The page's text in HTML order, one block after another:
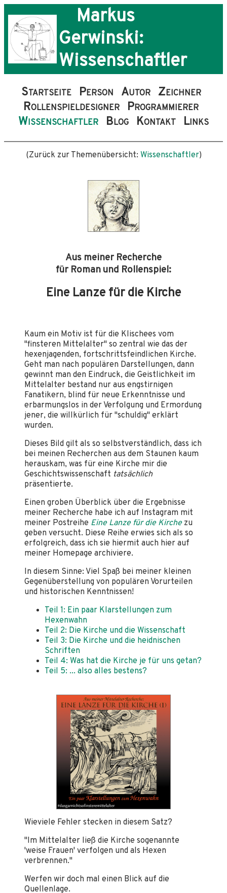
Markus
Gerwinski:
Wissenschaftler
Startseite Person Autor Zeichner
Rollenspieldesigner Programmierer
Wissenschaftler Blog Kontakt Links
(Zurück zur Themenübersicht: Wissenschaftler)
Aus meiner Recherche
für Roman und Rollenspiel:
Eine Lanze für die Kirche
Kaum ein Motiv ist für die Klischees vom
"finsteren Mittelalter" so zentral wie das der
hexenjagenden, fortschrittsfeindlichen Kirche.
Geht man nach populären Darstellungen, dann
gewinnt man den Eindruck, die Geistlichkeit im
Mittelalter bestand nur aus engstirnigen
Fanatikern, blind für neue Erkenntnisse und
erbarmungslos in der Verfolgung und Ermordung
jener, die willkürlich für "schuldig" erklärt
wurden.
Dieses Bild gilt als so selbstverständlich, dass ich
bei meinen Recherchen aus dem Staunen kaum
herauskam, was für eine Kirche mir die
Geschichtswissenschaft tatsächlich
präsentierte.
Einen groben Überblick über die Ergebnisse
meiner Recherche habe ich auf Instagram mit
meiner Postreihe Eine Lanze für die Kirchezu
geben versucht. Diese Reihe erwies sich als so
erfolgreich, dass ich sie hiermit auch hier auf
meiner Homepage archiviere.
In diesem Sinne: Viel Spaß bei meiner kleinen
Gegenüberstellung von populären Vorurteilen
und historischen Kenntnissen!
Teil 1: Ein paar Klarstellungen zum
Hexenwahn
Teil 2: Die Kirche und die Wissenschaft
Teil 3: Die Kirche und die heidnischen
Schriften
Teil 4: Was hat die Kirche je für uns getan?
Teil 5: ... also alles bestens?
Wieviele Fehler stecken in diesem Satz?
"Im Mittelalter ließ die Kirche sogenannte
'weise Frauen' verfolgen und als Hexen
verbrennen."
Werfen wir doch mal einen Blick auf die
Quellenlage.